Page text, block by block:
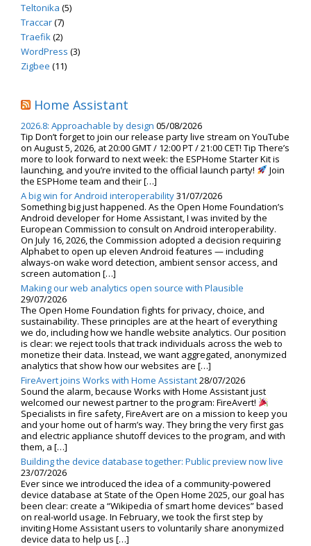
Teltonika (5)
Traccar(7)
Traefik(2)
WordPress (3)
Zigbee (11)
Home Assistant
2026.8: Approachable by design 05/08/2026
Tip Don’t forget to join our release party live stream on YouTube
on August 5, 2026, at 20:00 GMT / 12:00 PT / 21:00 CET! Tip There’s
more to look forward to next week: the ESPHome Starter Kit is
launching, and you’re invited to the official launch party!
Join
the ESPHome team and their […]
A big win for Android interoperability31/07/2026
Something big just happened. As the Open Home Foundation’s
Android developer for Home Assistant, I was invited by the
European Commission to consult on Android interoperability.
On July 16, 2026, the Commission adopted a decision requiring
Alphabet to open up eleven Android features — including
always-on wake word detection, ambient sensor access, and
screen automation […]
Making our web analytics open source with Plausible
29/07/2026
The Open Home Foundation fights for privacy, choice, and
sustainability. These principles are at the heart of everything
we do, including how we handle website analytics. Our position
is clear: we reject tools that track individuals across the web to
monetize their data. Instead, we want aggregated, anonymized
analytics that show how our websites are […]
FireAvert joins Works with Home Assistant28/07/2026
Sound the alarm, because Works with Home Assistant just
welcomed our newest partner to the program: FireAvert!
Specialists in fire safety, FireAvert are on a mission to keep you
and your home out of harm’s way. They bring the very first gas
and electric appliance shutoff devices to the program, and with
them, a […]
Building the device database together: Public preview now live
23/07/2026
Ever since we introduced the idea of a community-powered
device database at State of the Open Home 2025, our goal has
been clear: create a “Wikipedia of smart home devices” based
on real-world usage. In February, we took the first step by
inviting Home Assistant users to voluntarily share anonymized
device data to help us […]